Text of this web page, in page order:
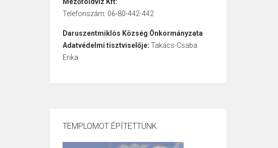
Telefonszám: 06-80-442-442
Daruszentmiklós Község Önkormányzata
Adatvédelmi tisztviselője: Takács-Csaba
Erika
TEMPLOMOT ÉPÍTETTÜNK